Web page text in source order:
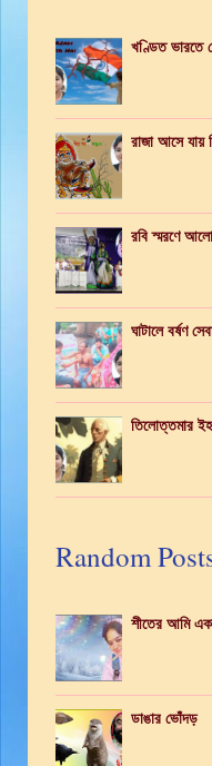
খণ্ডিত ভারতে
রাজা আসে যায়
রবি স্মরণে
ঘাটালে বর্ষণ
তিলোত্তমার
Random
শীতের আমি
ডাঙার ভোঁদড়